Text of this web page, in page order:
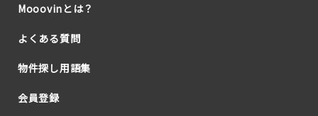
Mooovinとは？
よくある質問
物件探し用語集
会員登録